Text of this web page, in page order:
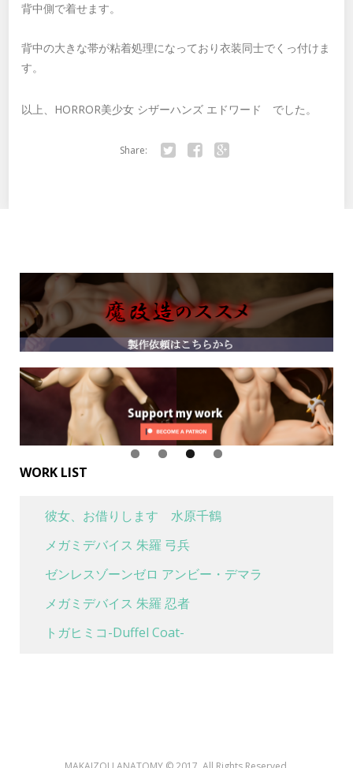
背中側で着せます。
背中の大きな帯が粘着処理になっており衣装同士でくっ付けま
す。
以上、HORROR美少女 シザーハンズ エドワード でした。
Share:
WORK LIST
彼女、お借りします 水原千鶴
メガミデバイス 朱羅 弓兵
ゼンレスゾーンゼロ アンビー・デマラ
メガミデバイス 朱羅 忍者
トガヒミコ-Duffel Coat-